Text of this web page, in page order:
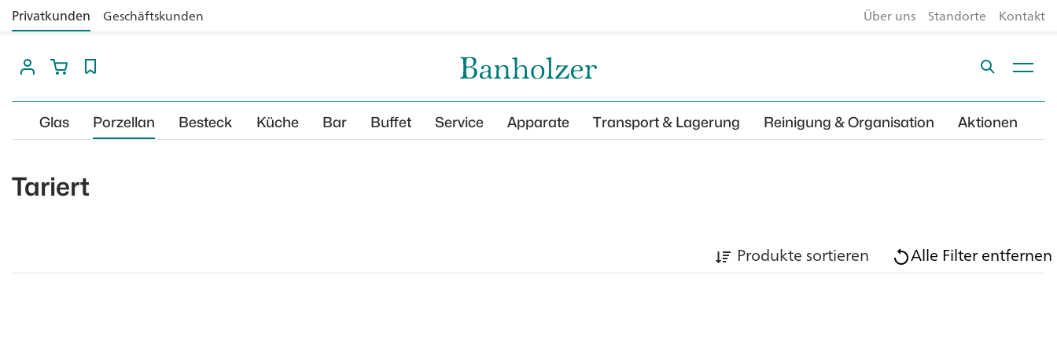
Privatkunden Geschäftskunden Über uns Standorte Kontakt
Glas Porzellan Besteck Küche Bar Buffet Service Apparate Transport & Lagerung Reinigung & Organisation Aktionen
Tariert
Produkte sortieren Alle Filter entfernen